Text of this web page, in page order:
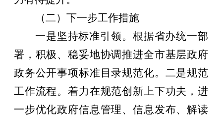
（二）下一步工作措施
一是坚持标准引领。根据省办统一部
署，积极、稳妥地协调推进全市基层政府
政务公开事项标准目录规范化。二是规范
工作流程。着力在规范创新上下功夫，进
一步优化政府信息管理、信息发布、解读